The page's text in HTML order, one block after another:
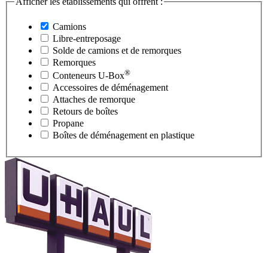
Camions
Libre-entreposage
Solde de camions et de remorques
Remorques
Conteneurs U-Box®
Accessoires de déménagement
Attaches de remorque
Retours de boîtes
Propane
Boîtes de déménagement en plastique